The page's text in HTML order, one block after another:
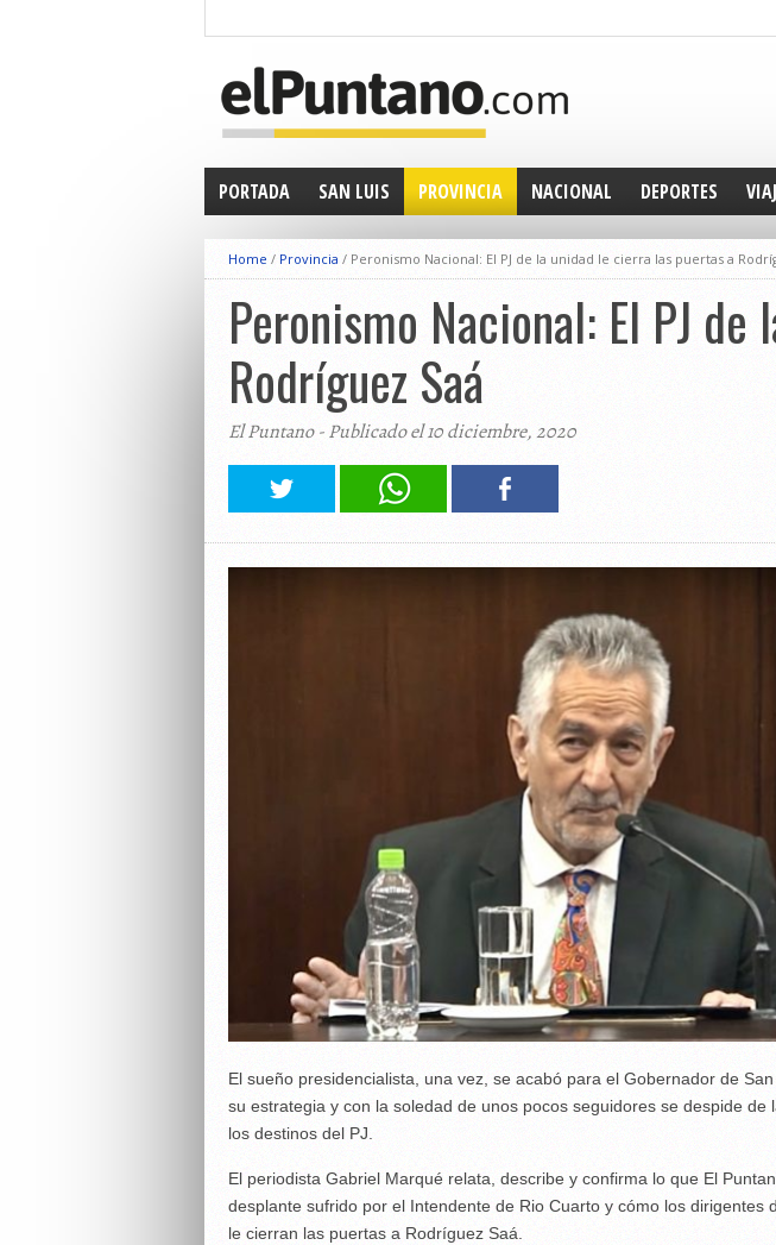
PORTADA SAN LUIS PROVINCIA NACIONAL DEPORTES
Home / Provincia / Peronismo Nacional: El PJ de la unidad le cierra las puertas a
Peronismo Nacional: El PJ
Rodríguez Saá
El Puntano - Publicado el 10 diciembre, 2020
El sueño presidencialista, una vez, se acabó para el Gobernador de
su estrategia y con la soledad de unos pocos seguidores se despide de
los destinos del PJ.
El periodista Gabriel Marqué relata, describe y confirma lo que El
desplante sufrido por el Intendente de Rio Cuarto y cómo los dirigentes
le cierran las puertas a Rodríguez Saá.